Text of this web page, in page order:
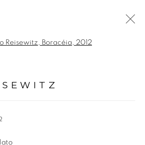
CENTER, EUA,
2023